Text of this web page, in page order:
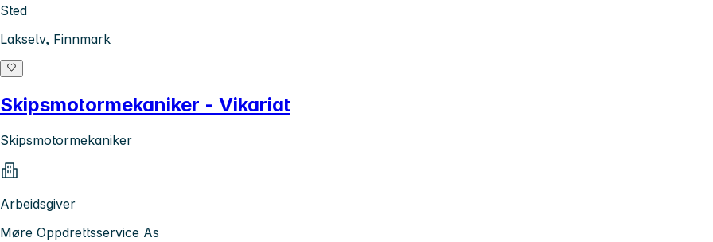
Sted
Lakselv, Finnmark
Skipsmotormekaniker - Vikariat
Skipsmotormekaniker
Arbeidsgiver
Møre Oppdrettsservice As